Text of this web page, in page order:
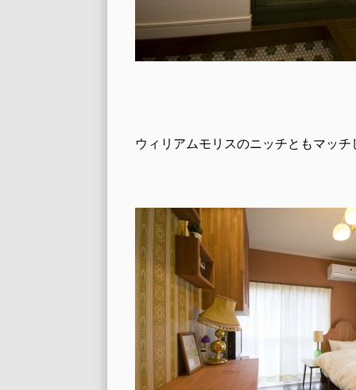
ウィリアムモリスのニッチともマッチ